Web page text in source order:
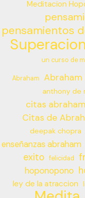
Meditacion
pensamientos
un curso de
Abraham Abraham
anthony de
citas
Citas de
deepak chopra
enseñanzas abraham
exito felicidad
hoponopono
ley de la atraccion